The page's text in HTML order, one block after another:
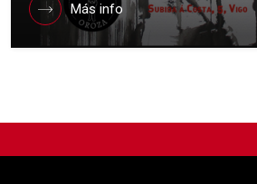
Más info